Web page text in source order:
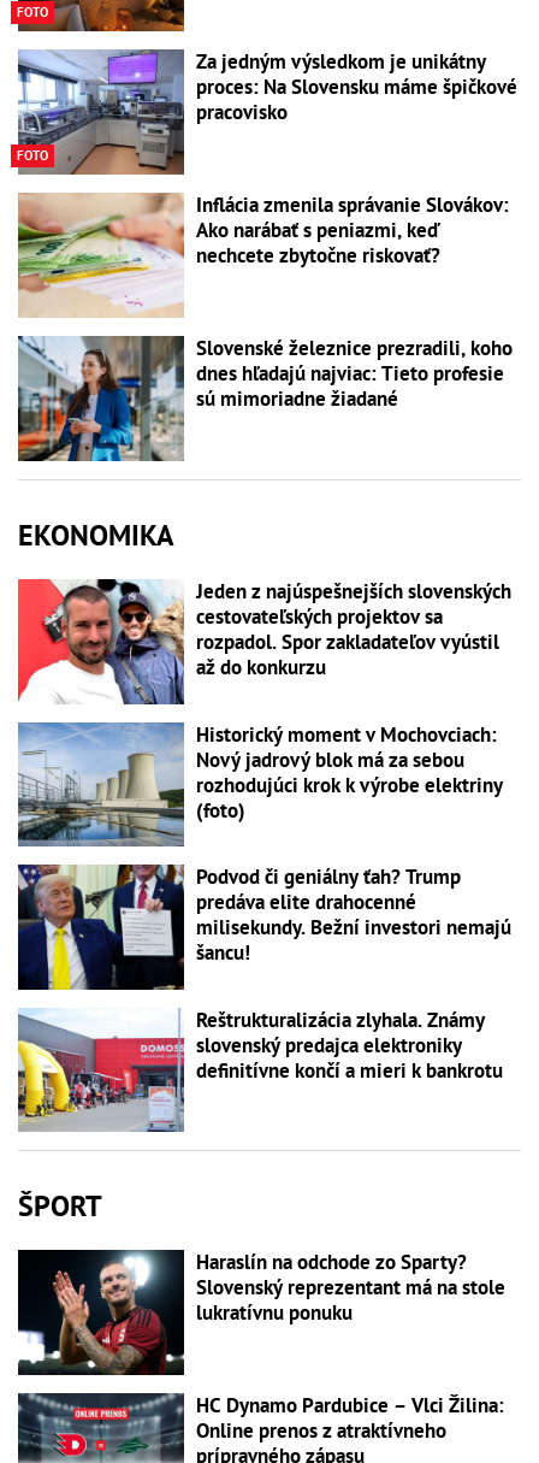
FOTO
FOTO
Za jedným výsledkom je unikátny
proces: Na Slovensku máme špičkové
pracovisko
Inflácia zmenila správanie Slovákov:
Ako narábať s peniazmi, keď
nechcete zbytočne riskovať?
Slovenské železnice prezradili, koho
dnes hľadajú najviac: Tieto profesie
sú mimoriadne žiadané
EKONOMIKA
Jeden z najúspešnejších slovenských
cestovateľských projektov sa
rozpadol. Spor zakladateľov vyústil
až do konkurzu
Historický moment v Mochovciach:
Nový jadrový blok má za sebou
rozhodujúci krok k výrobe elektriny
(foto)
Podvod či geniálny ťah? Trump
predáva elite drahocenné
milisekundy. Bežní investori nemajú
šancu!
Reštrukturalizácia zlyhala. Známy
slovenský predajca elektroniky
definitívne končí a mieri k bankrotu
ŠPORT
Haraslín na odchode zo Sparty?
Slovenský reprezentant má na stole
lukratívnu ponuku
HC Dynamo Pardubice – Vlci Žilina:
Online prenos z atraktívneho
prípravného zápasu